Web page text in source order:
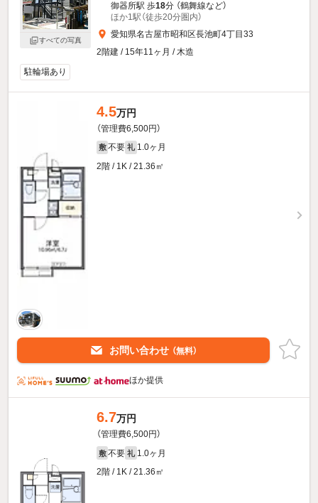
すべての写真
御器所駅 歩18分 （鶴舞線など）
ほか1駅（徒歩20分圏内）
愛知県名古屋市昭和区長池町4丁目33
2階建 / 15年11ヶ月 / 木造
駐輪場あり
4.5万円
（管理費6,500円）
敷 不要 礼 1.0ヶ月
2階 / 1K / 21.36㎡
お問い合わせ （無料）
ほか提供
6.7万円
（管理費6,500円）
敷 不要 礼 1.0ヶ月
2階 / 1K / 21.36㎡